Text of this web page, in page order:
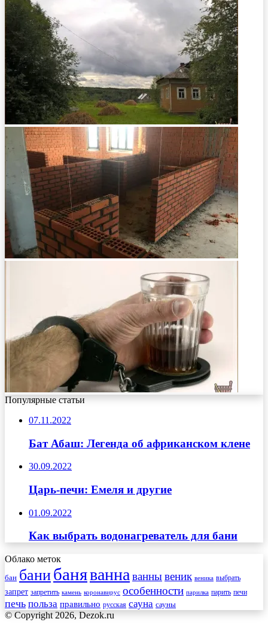
Популярные статьи
07.11.2022
Бат Абаш: Легенда об африканском клене
30.09.2022
Царь-печи: Емеля и другие
01.09.2022
Как выбрать водонагреватель для бани
Облако меток
бан банибаняванна ваннывеник веника выбрать
запрет запретить камень коронавирус особенности парилка парить печи
печь польза правильно русская сауна сауны
© Copyright 2026, Dezok.ru